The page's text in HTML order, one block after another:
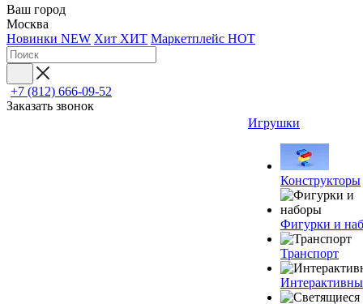
Ваш город
Москва
Новинки NEW Хит ХИТ Маркетплейс HOT
+7 (812) 666-09-52
Заказать звонок
Игрушки
Конструкторы
Фигурки и
Транспорт